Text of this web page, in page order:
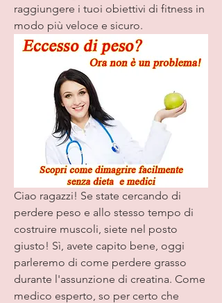
raggiungere i tuoi obiettivi di fitness in
modo più veloce e sicuro.
Ciao ragazzi! Se state cercando di
perdere peso e allo stesso tempo di
costruire muscoli, siete nel posto
giusto! Sì, avete capito bene, oggi
parleremo di come perdere grasso
durante l'assunzione di creatina. Come
medico esperto, so per certo che